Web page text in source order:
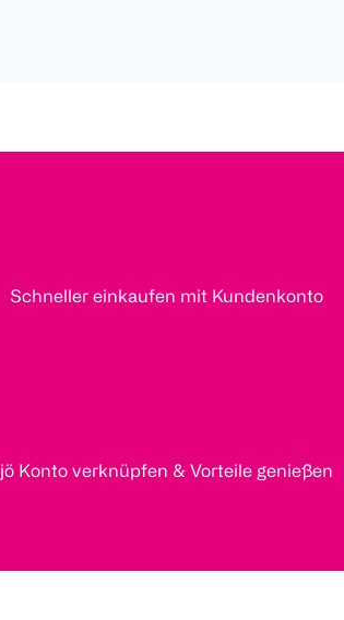
Schneller einkaufen mit Kundenkonto
jö Konto verknüpfen & Vorteile genießen